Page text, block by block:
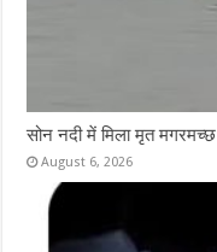
सोन नदी में मिला मृत मगरमच्छ
August 6, 2026